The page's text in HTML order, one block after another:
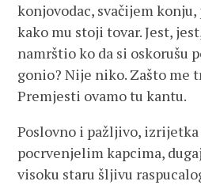
konjovodac, svačijem
kako mu stoji tovar. Jest,
namrštio ko da si oskorušu
gonio? Nije niko. Zašto me
Premjesti ovamo tu kantu.
Poslovno i pažljivo,
pocrvenjelim kapcima,
visoku staru šljivu